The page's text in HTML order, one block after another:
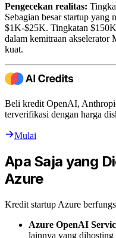
Pengecekan realitas:
Sebagian besar startup yang
$1K-$25K. Tingkatan
dalam kemitraan
kuat.
Beli kredit OpenAI,
terverifikasi dengan harga
Mulai
Apa Saja yang
Azure
Kredit startup Azure
Azure OpenAI
lainnya yang